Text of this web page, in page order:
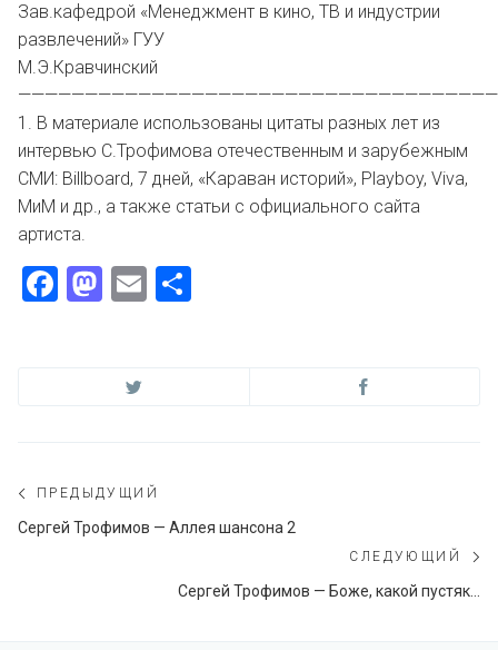
Зав.кафедрой «Менеджмент в кино, ТВ и индустрии
развлечений» ГУУ
М.Э.Кравчинский
1. В материале использованы цитаты разных лет из
интервью С.Трофимова отечественным и зарубежным
СМИ: Billboard, 7 дней, «Караван историй», Playboy, Viva,
МиМ и др., а также статьи с официального сайта
артиста.
Facebook
Mastodon
Email
Навигация
по
ПРЕДЫДУЩИЙ
Предыдущий
Сергей Трофимов — Аллея шансона 2
СЛЕДУЮЩИЙ
Сергей Трофимов — Боже, какой пустяк…